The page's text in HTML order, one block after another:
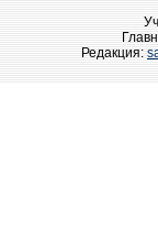
Редакция: